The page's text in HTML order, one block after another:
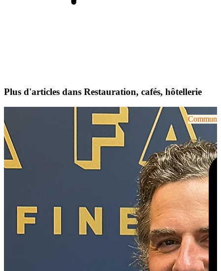
Plus d'articles dans Restauration, cafés, hôtellerie